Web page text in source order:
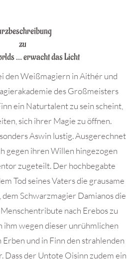
zu
… erwacht das Licht
den Weißmagiern in Aithér und
des Großmeisters
ein Naturtalent zu sein scheint,
sich ihrer Magie zu öffnen.
Aswin lustig. Ausgerechnet
gegen ihren Willen hingezogen
zugeteilt. Der hochbegabte
Tod seines Vaters die grausame
Schwarzmagier Damianos die
nach Erebos zu
ihm wegen dieser unrühmlichen
und in Finn den strahlenden
der Untote Oisinn zudem ein